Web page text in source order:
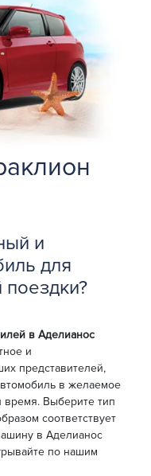
и
для
поездки?
в Аделианос
и
представителей,
в желаемое
время. Выберите тип
соответствует
в Аделианос
по нашим